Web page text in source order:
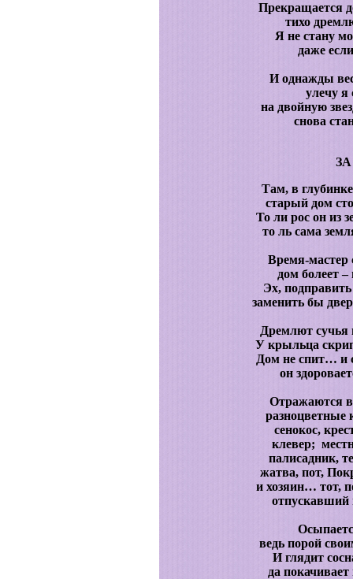
Прекращается
тихо
Я не стану
даже
И однажды
улечу я
на двойную
снова
Там, в
старый дом
То ли рос он из
то ль сама
Время-мастер
дом болеет –
Эх,
заменить бы
Дремлют сучья
У крыльца
Дом не спит… и
он
Отражаются
сенокос,
клевер;
палисадник,
жатва, пот,
и хозяин… тот,
отпускавший
ведь порой
И глядит
да